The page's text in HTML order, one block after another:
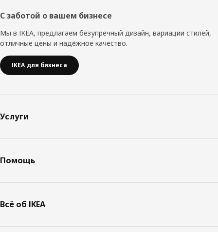
С заботой о вашем бизнесе
Мы в IKEA, предлагаем безупречный дизайн, вариации стилей,
отличные цены и надёжное качество.
IKEA для бизнеса
Услуги
Помощь
Всё об IKEA